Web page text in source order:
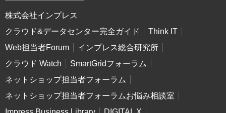
株式会社インプレス
クラウド&データセンター完全ガイド
Think IT
Web担当者Forum
インプレス総合研究所
クラウド Watch
SmartGridフォーラム
ネットショップ担当者フォーラム
ネットショップ担当者フォーラムお悩み相談室